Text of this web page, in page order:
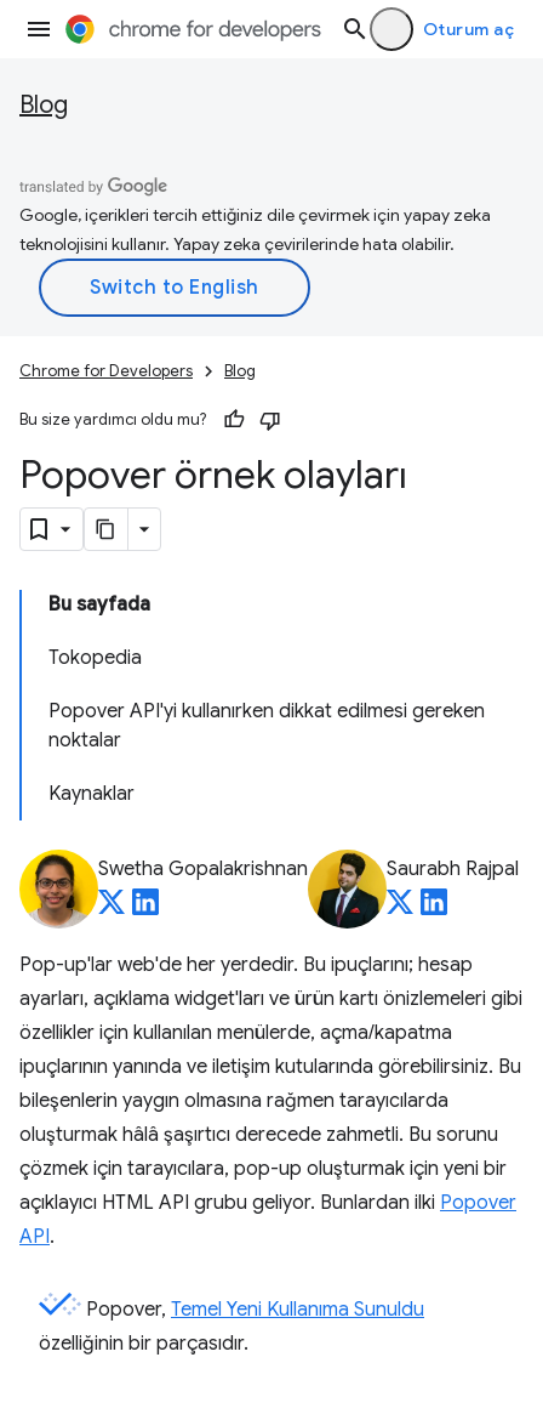
Oturum aç
Blog
Google, içerikleri tercih ettiğiniz dile çevirmek için yapay zeka
teknolojisini kullanır. Yapay zeka çevirilerinde hata olabilir.
Chrome for Developers Blog
Bu size yardımcı oldu mu?
Popover örnek olayları
Bu sayfada
Tokopedia
Popover API'yi kullanırken dikkat edilmesi gereken
noktalar
Kaynaklar
Swetha Gopalakrishnan Saurabh Rajpal
Pop-up'lar web'de her yerdedir. Bu ipuçlarını; hesap
ayarları, açıklama widget'ları ve ürün kartı önizlemeleri gibi
özellikler için kullanılan menülerde, açma/kapatma
ipuçlarının yanında ve iletişim kutularında görebilirsiniz. Bu
bileşenlerin yaygın olmasına rağmen tarayıcılarda
oluşturmak hâlâ şaşırtıcı derecede zahmetli. Bu sorunu
çözmek için tarayıcılara, pop-up oluşturmak için yeni bir
açıklayıcı HTML API grubu geliyor. Bunlardan ilki Popover
API.
Popover, Temel Yeni Kullanıma Sunuldu
özelliğinin bir parçasıdır.